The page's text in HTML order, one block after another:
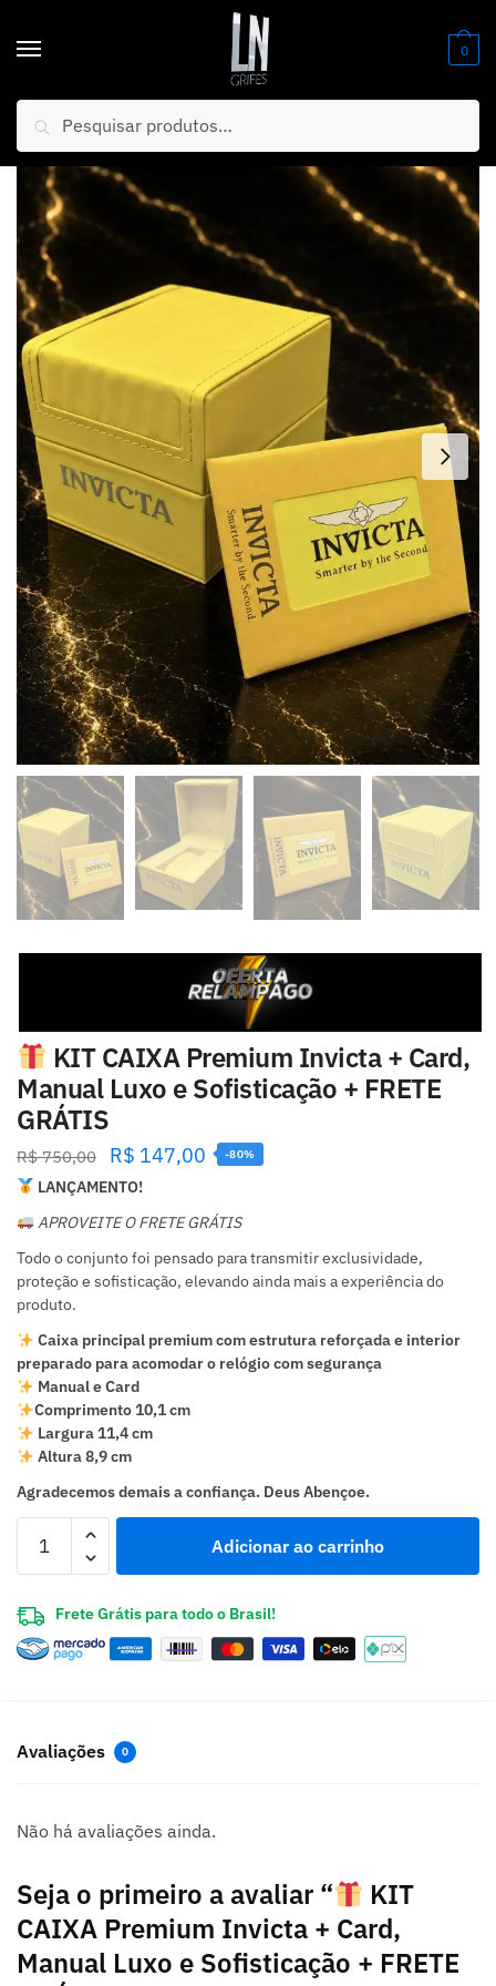
0
Início Relógios / Banhados AAA+ (PREMIUM)
KIT CAIXA Premium Invicta + Card,
Manual Luxo e Sofisticação + FRETE
GRÁTIS
R$750,00 R$ 147,00 -80%
LANÇAMENTO!
APROVEITE O FRETE GRÁTIS
Todo o conjunto foi pensado para transmitir exclusividade,
proteção e sofisticação, elevando ainda mais a experiência do
produto.
Caixa principal premium com estrutura reforçada e interior
preparado para acomodar o relógio com segurança
Manual e Card
Comprimento 10,1 cm
Largura 11,4 cm
Altura 8,9 cm
Agradecemos demais a confiança. Deus Abençoe.
Adicionar ao carrinho
Frete Grátis para todo o Brasil!
Avaliações 0
Não há avaliações ainda.
Seja o primeiro a avaliar “
KIT
CAIXA Premium Invicta + Card,
Manual Luxo e Sofisticação + FRETE